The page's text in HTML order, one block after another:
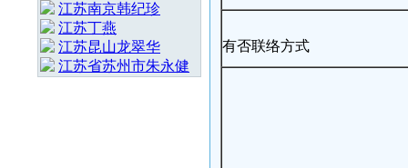
江苏南京韩纪珍
江苏丁燕
江苏昆山龙翠华
江苏省苏州市朱永健
有否联络方式